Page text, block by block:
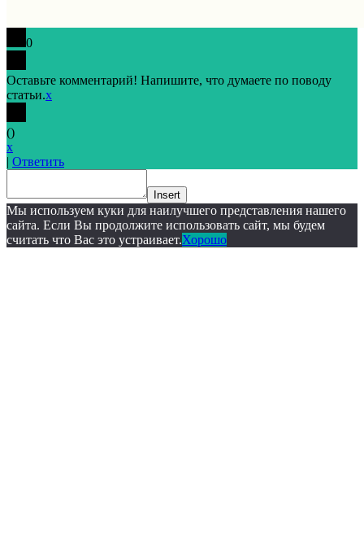
0
Оставьте комментарий! Напишите, что думаете по поводу
статьи.x
()
x
| Ответить
Insert
Мы используем куки для наилучшего представления нашего
сайта. Если Вы продолжите использовать сайт, мы будем
считать что Вас это устраивает.Хорошо